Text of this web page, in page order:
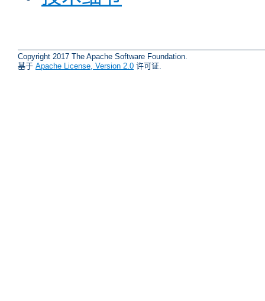
Copyright 2017 The Apache Software Foundation.
基于 Apache License, Version 2.0 许可证.